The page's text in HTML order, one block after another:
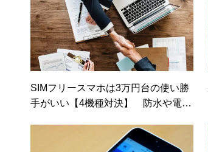
SIMフリースマホは3万円台の使い勝
手がいい【4機種対決】 防水や電子